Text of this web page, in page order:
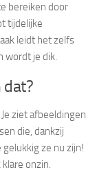
bereiken door
tijdelijke
leidt het zelfs
wordt je dik.
dat?
ziet afbeeldingen
die, dankzij
ze nu zijn!
onzin.